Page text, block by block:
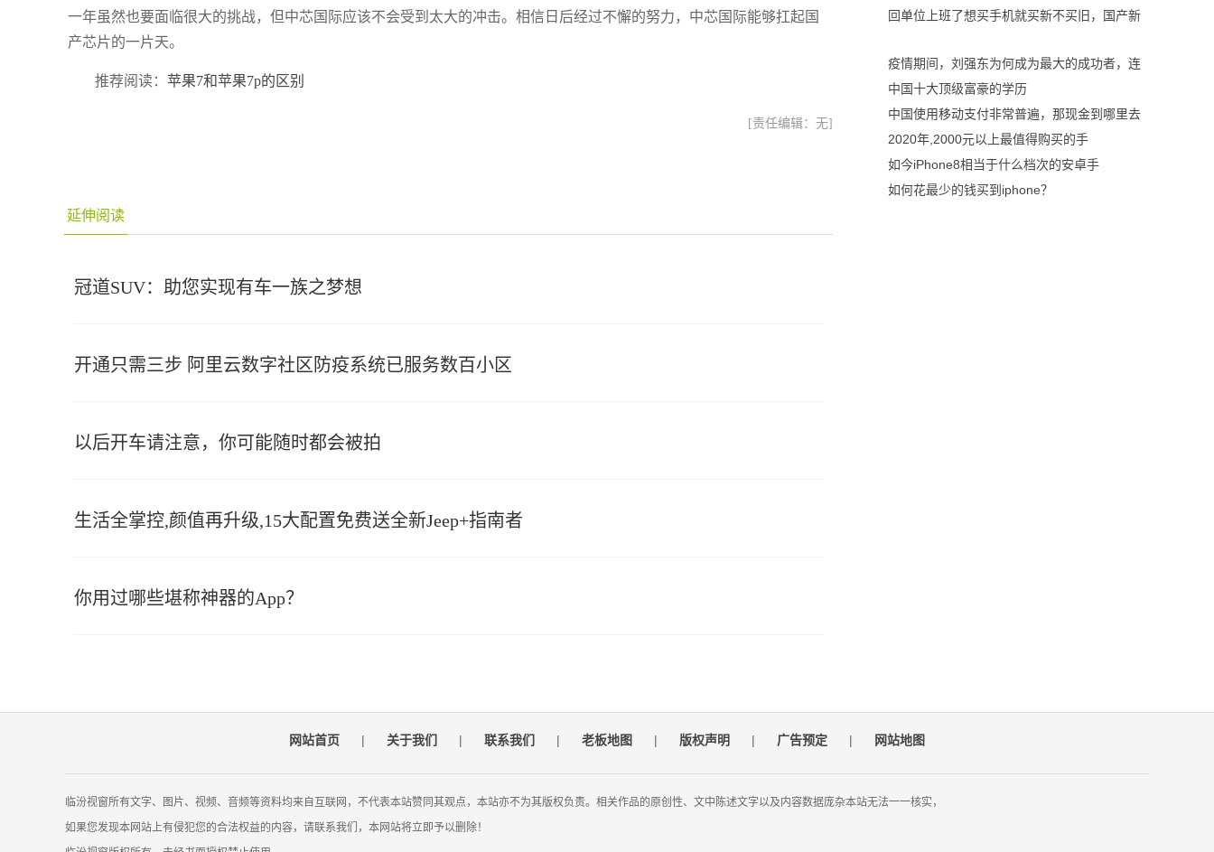
一年虽然也要面临很大的挑战，但中芯国际应该不会受到太大的冲击。相信日后经过不懈的努力，中芯国际能够扛起国
产芯片的一片天。
推荐阅读： 苹果7和苹果7p的区别
[责任编辑：无]
延伸阅读
冠道SUV：助您实现有车一族之梦想
开通只需三步 阿里云数字社区防疫系统已服务数百小区
以后开车请注意，你可能随时都会被拍
生活全掌控,颜值再升级,15大配置免费送全新Jeep+指南者
你用过哪些堪称神器的App？
回单位上班了想买手机就买新不买旧，国产新
疫情期间，刘强东为何成为最大的成功者，连
中国十大顶级富豪的学历
中国使用移动支付非常普遍，那现金到哪里去
2020年,2000元以上最值得购买的手
如今iPhone8相当于什么档次的安卓手
如何花最少的钱买到iphone？
网站首页 | 关于我们 | 联系我们 | 老板地图 | 版权声明 | 广告预定 | 网站地图
临汾视窗所有文字、图片、视频、音频等资料均来自互联网，不代表本站赞同其观点，本站亦不为其版权负责。相关作品的原创性、文中陈述文字以及内容数据庞杂本站无法一一核实，
如果您发现本网站上有侵犯您的合法权益的内容，请联系我们，本网站将立即予以删除！